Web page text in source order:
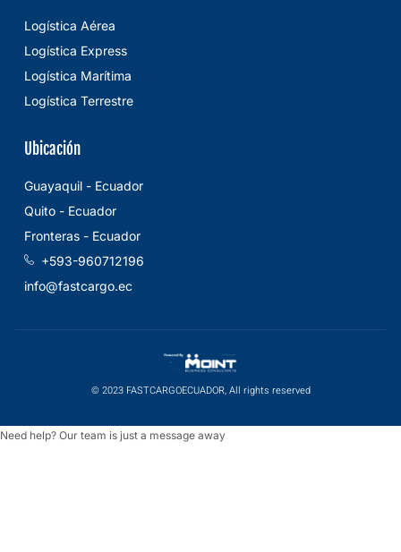
Logística Aérea
Logística Express
Logística Marítima
Logística Terrestre
Ubicación
Guayaquil - Ecuador
Quito - Ecuador
Fronteras - Ecuador
+593-960712196
info@fastcargo.ec
© 2023 FASTCARGOECUADOR, All rights reserved
Need help? Our team is just a message away